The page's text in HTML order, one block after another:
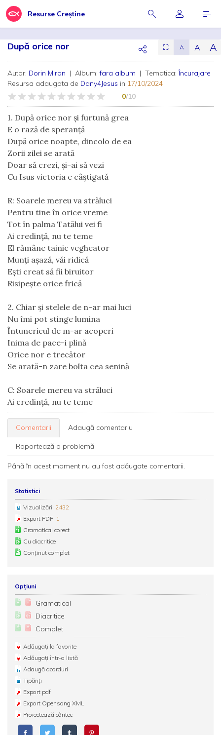
Resurse Creștine
După orice nor ⛶ A A A
Autor: Dorin Miron | Album:fara album | Tematica:Încurajare
Resursa adaugata de Dany4Jesus in 17/10/2024
0/10
1. După orice nor și furtună grea
E o rază de speranță
După orice noapte, dincolo de ea
Zorii zilei se arată
Doar să crezi, și-ai să vezi
Cu Isus victoria e câștigată
R: Soarele mereu va străluci
Pentru tine în orice vreme
Tot în palma Tatălui vei fi
Ai credință, nu te teme
El rămâne tainic vegheator
Munți așază, văi ridică
Ești creat să fii biruitor
Risipește orice frică
2. Chiar și stelele de n-ar mai luci
Nu îmi pot stinge lumina
Întunericul de m-ar acoperi
Inima de pace-i plină
Orice nor e trecător
Se arată-n zare bolta cea senină
C: Soarele mereu va străluci
Ai credință, nu te teme
Comentarii Adaugă comentariu
Raportează o problemă
Până în acest moment nu au fost adăugate comentarii.
Statistici
Vizualizări: 2432
Export PDF: 1
Gramatical corect
Cu diacritice
Conținut complet
Opțiuni
Gramatical
Diacritice
Complet
Adăugați la favorite
Adăugați într-o listă
Adaugă acorduri
Tipăriți
Export pdf
Export Opensong XML
Proiectează cântec